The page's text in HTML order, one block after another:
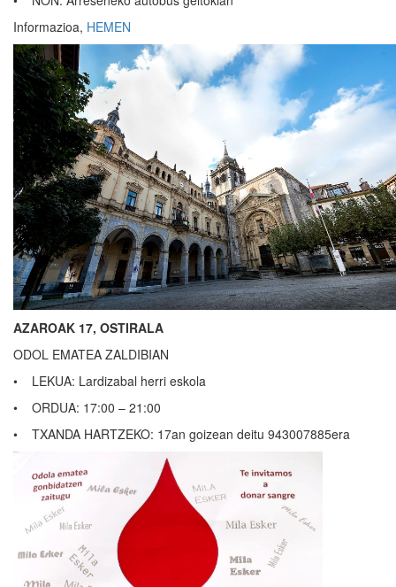
Informazioa, HEMEN
AZAROAK 17, OSTIRALA
ODOL EMATEA ZALDIBIAN
• LEKUA: Lardizabal herri eskola
• ORDUA: 17:00 – 21:00
• TXANDA HARTZEKO: 17an goizean deitu 943007885era